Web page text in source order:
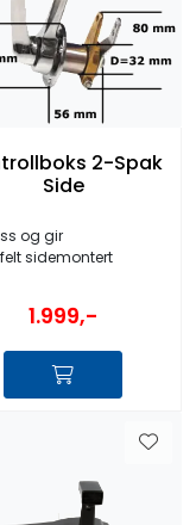
2-Spak
Side
og gir
sidemontert
1.999,-